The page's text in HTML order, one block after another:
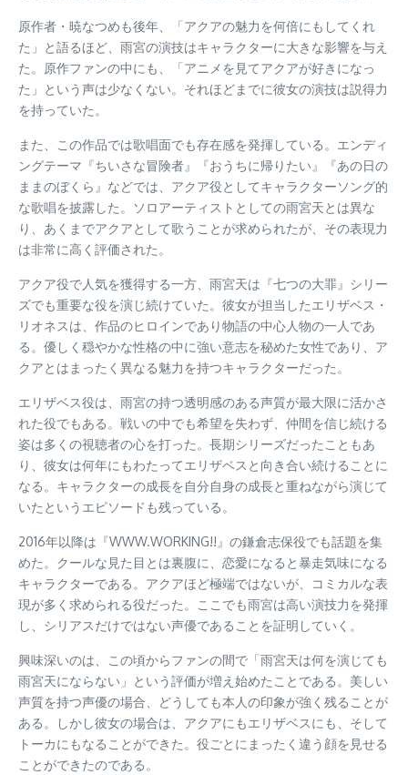
原作者・暁なつめも後年、「アクアの魅力を何倍にもしてくれ
た」と語るほど、雨宮の演技はキャラクターに大きな影響を与え
た。原作ファンの中にも、「アニメを見てアクアが好きになっ
た」という声は少なくない。それほどまでに彼女の演技は説得力
を持っていた。
また、この作品では歌唱面でも存在感を発揮している。エンディ
ングテーマ『ちいさな冒険者』『おうちに帰りたい』『あの日の
ままのぼくら』などでは、アクア役としてキャラクターソング的
な歌唱を披露した。ソロアーティストとしての雨宮天とは異な
り、あくまでアクアとして歌うことが求められたが、その表現力
は非常に高く評価された。
アクア役で人気を獲得する一方、雨宮天は『七つの大罪』シリー
ズでも重要な役を演じ続けていた。彼女が担当したエリザベス・
リオネスは、作品のヒロインであり物語の中心人物の一人であ
る。優しく穏やかな性格の中に強い意志を秘めた女性であり、ア
クアとはまったく異なる魅力を持つキャラクターだった。
エリザベス役は、雨宮の持つ透明感のある声質が最大限に活かさ
れた役でもある。戦いの中でも希望を失わず、仲間を信じ続ける
姿は多くの視聴者の心を打った。長期シリーズだったこともあ
り、彼女は何年にもわたってエリザベスと向き合い続けることに
なる。キャラクターの成長を自分自身の成長と重ねながら演じて
いたというエピソードも残っている。
2016年以降は『WWW.WORKING!!』の鎌倉志保役でも話題を集
めた。クールな見た目とは裏腹に、恋愛になると暴走気味になる
キャラクターである。アクアほど極端ではないが、コミカルな表
現が多く求められる役だった。ここでも雨宮は高い演技力を発揮
し、シリアスだけではない声優であることを証明していく。
興味深いのは、この頃からファンの間で「雨宮天は何を演じても
雨宮天にならない」という評価が増え始めたことである。美しい
声質を持つ声優の場合、どうしても本人の印象が強く残ることが
ある。しかし彼女の場合は、アクアにもエリザベスにも、そして
トーカにもなることができた。役ごとにまったく違う顔を見せる
ことができたのである。